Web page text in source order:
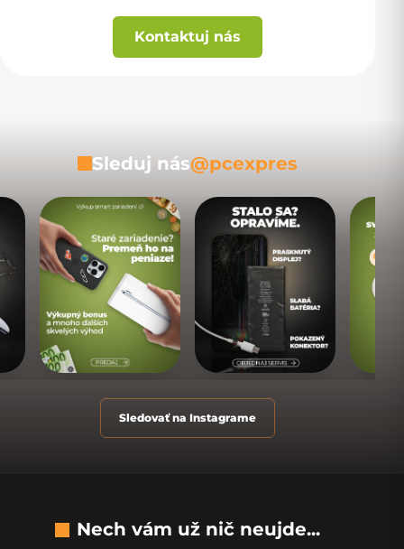
Kontaktuj nás
Sleduj nás@pcexpres
Sledovať na Instagrame
Nech vám už nič neujde...